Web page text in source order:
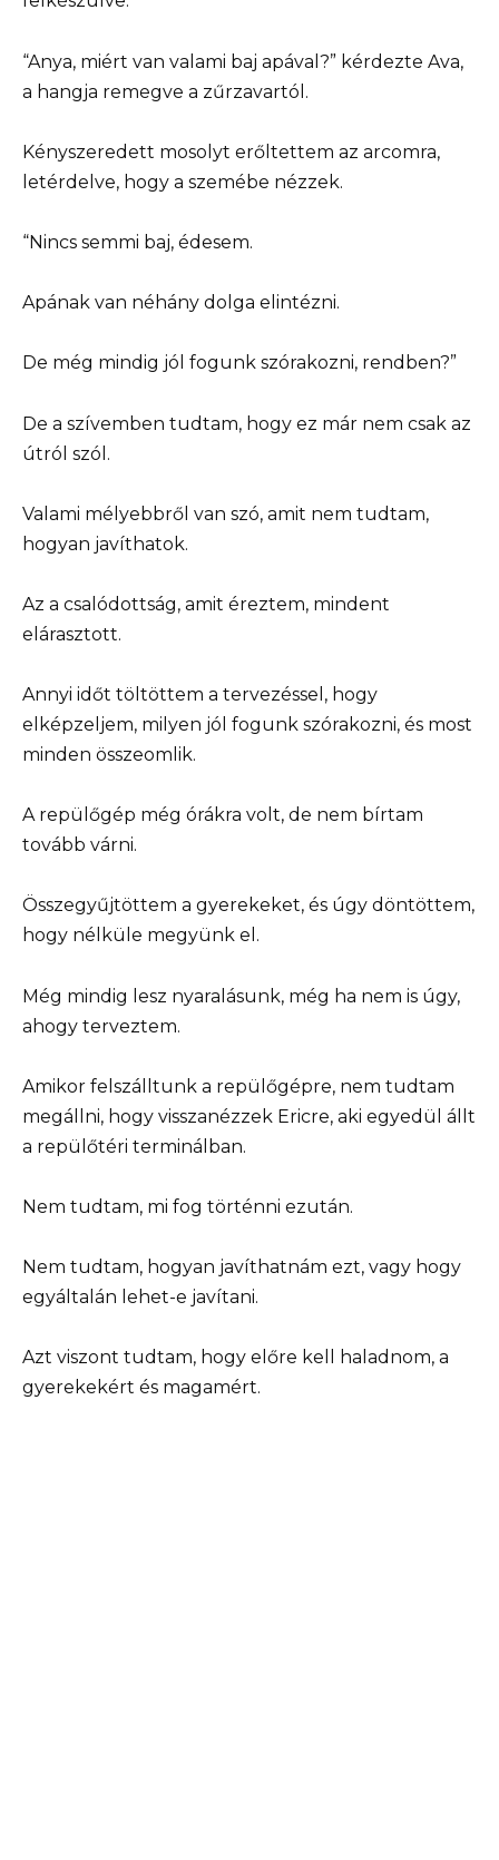
“Anya, miért van valami baj apával?” kérdezte Ava,
a hangja remegve a zűrzavartól.
Kényszeredett mosolyt erőltettem az arcomra,
letérdelve, hogy a szemébe nézzek.
“Nincs semmi baj, édesem.
Apának van néhány dolga elintézni.
De még mindig jól fogunk szórakozni, rendben?”
De a szívemben tudtam, hogy ez már nem csak az
útról szól.
Valami mélyebbről van szó, amit nem tudtam,
hogyan javíthatok.
Az a csalódottság, amit éreztem, mindent
elárasztott.
Annyi időt töltöttem a tervezéssel, hogy
elképzeljem, milyen jól fogunk szórakozni, és most
minden összeomlik.
A repülőgép még órákra volt, de nem bírtam
tovább várni.
Összegyűjtöttem a gyerekeket, és úgy döntöttem,
hogy nélküle megyünk el.
Még mindig lesz nyaralásunk, még ha nem is úgy,
ahogy terveztem.
Amikor felszálltunk a repülőgépre, nem tudtam
megállni, hogy visszanézzek Ericre, aki egyedül állt
a repülőtéri terminálban.
Nem tudtam, mi fog történni ezután.
Nem tudtam, hogyan javíthatnám ezt, vagy hogy
egyáltalán lehet-e javítani.
Azt viszont tudtam, hogy előre kell haladnom, a
gyerekekért és magamért.